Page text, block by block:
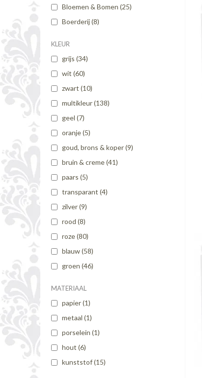
Bloemen & Bomen (25)
Boerderij(8)
KLEUR
grijs (34)
wit (60)
zwart (10)
multikleur(138)
geel (7)
oranje(5)
goud, brons & koper(9)
bruin & creme(41)
paars (5)
transparant (4)
zilver(9)
rood (8)
roze(80)
blauw(58)
groen (46)
MATERIAAL
papier(1)
metaal (1)
porselein (1)
hout (6)
kunststof(15)